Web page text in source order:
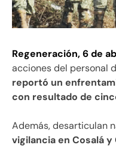
Regeneración, 6 de
acciones del personal
reportó un
con resultado de
Además, desarticulan
vigilancia en Cosalá y